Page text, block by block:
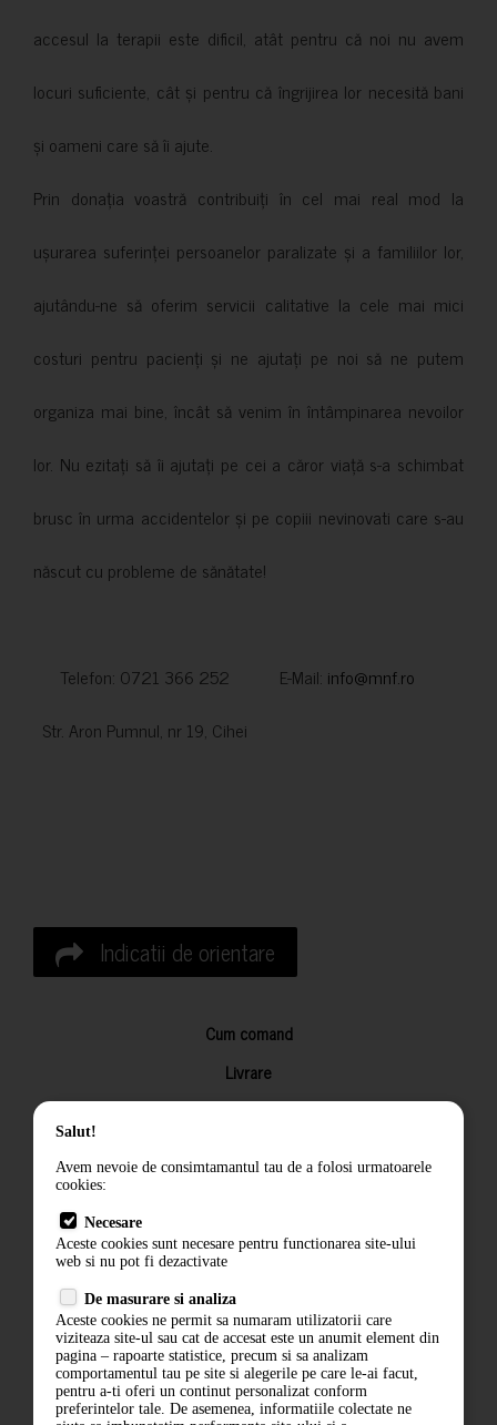
accesul la terapii este dificil, atât pentru că noi nu avem
locuri suficiente, cât și pentru că îngrijirea lor necesită bani
și oameni care să îi ajute.
Prin donația voastră contribuiți în cel mai real mod la
ușurarea suferinței persoanelor paralizate și a familiilor lor,
ajutându-ne să oferim servicii calitative la cele mai mici
costuri pentru pacienți și ne ajutați pe noi să ne putem
organiza mai bine, încât să venim în întâmpinarea nevoilor
lor. Nu ezitați să îi ajutați pe cei a căror viață s-a schimbat
brusc în urma accidentelor și pe copiii nevinovati care s-au
născut cu probleme de sănătate!
Telefon: 0721 366 252 E-Mail: info@mnf.ro
Str. Aron Pumnul, nr 19, Cihei
Indicatii de orientare
Cum comand
Livrare
Returnarea produselor
Termeni si conditii
Politica de confidentialitate
ANPC
Salut!
Avem nevoie de consimtamantul tau de a folosi urmatoarele
cookies:
Necesare
Aceste cookies sunt necesare pentru functionarea site-ului
web si nu pot fi dezactivate
De masurare si analiza
Aceste cookies ne permit sa numaram utilizatorii care
viziteaza site-ul sau cat de accesat este un anumit element din
pagina – rapoarte statistice, precum si sa analizam
comportamentul tau pe site si alegerile pe care le-ai facut,
pentru a-ti oferi un continut personalizat conform
preferintelor tale. De asemenea, informatiile colectate ne